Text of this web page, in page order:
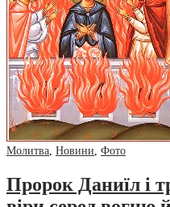
Молитва, Новини, Фото
Пророк Даниїл і